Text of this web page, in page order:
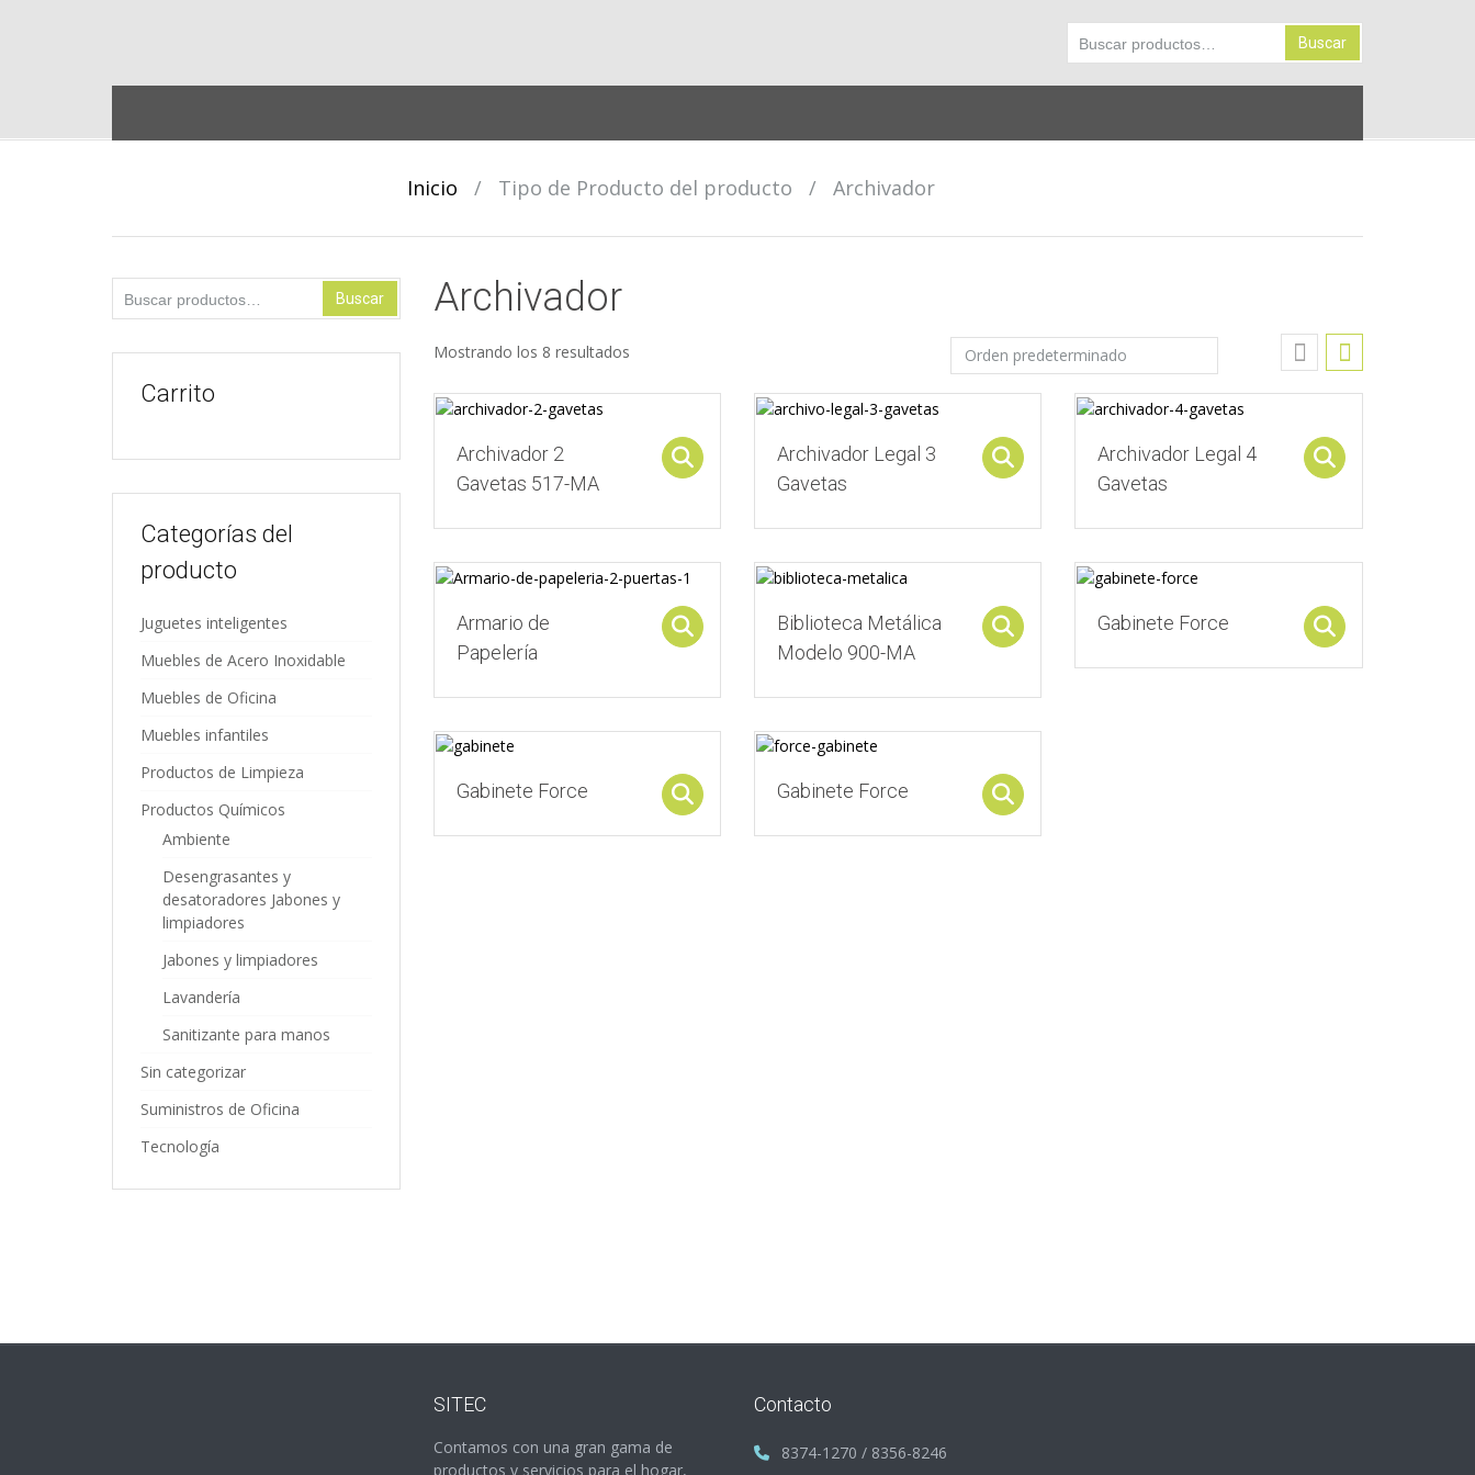
por:
Buscar
content
Inicio / Tipo de Producto del producto / Archivador
Archivador
Mostrando los 8 resultados
Archivador 2
Gavetas 517-MA
Select options
Archivador Legal 3
Gavetas
Select options
Archivador Legal 4
Gavetas
Armario de
Papelería
Select options
Biblioteca Metálica
Modelo 900-MA
Select options
Gabinete Force
Gabinete Force Select options
Gabinete Force
por:
Buscar
Carrito
Categorías del
producto
Juguetes inteligentes
Muebles de Acero Inoxidable
Muebles de Oficina
Muebles infantiles
Productos de Limpieza
Productos Químicos
Ambiente
Desengrasantes y
desatoradores Jabones y
limpiadores
Jabones y limpiadores
Lavandería
Sanitizante para manos
Sin categorizar
Suministros de Oficina
Tecnología
SITEC
Contamos con una gran gama de
productos y servicios para el hogar,
Contacto
8374-1270 / 8356-8246